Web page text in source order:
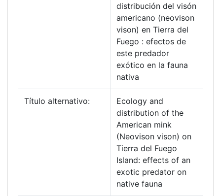
distribución del visón
americano (neovison
vison) en Tierra del
Fuego : efectos de
este predador
exótico en la fauna
nativa
Título alternativo:
Ecology and
distribution of the
American mink
(Neovison vison) on
Tierra del Fuego
Island: effects of an
exotic predator on
native fauna